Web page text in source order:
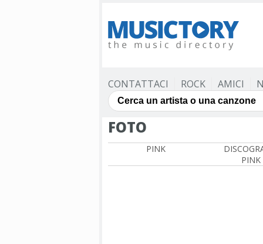
CONTATTACI ROCK AMICI
FOTO
PINK
PINK